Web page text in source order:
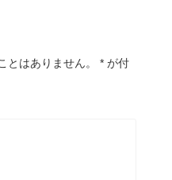
とはありません。 * が付